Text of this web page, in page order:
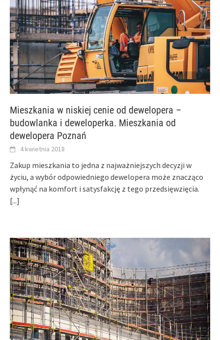
Mieszkania w niskiej cenie od dewelopera –
budowlanka i deweloperka. Mieszkania od
dewelopera Poznań
4 kwietnia 2018
Zakup mieszkania to jedna z najważniejszych decyzji w
życiu, a wybór odpowiedniego dewelopera może znacząco
wpłynąć na komfort i satysfakcję z tego przedsięwzięcia.
[...]